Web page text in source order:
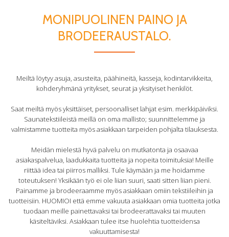
MONIPUOLINEN PAINO JA
BRODEERAUSTALO.
Meiltä löytyy asuja, asusteita, päähineitä, kasseja, kodintarvikkeita,
kohderyhmänä yritykset, seurat ja yksityiset henkilöt.
Saat meiltä myös yksittäiset, persoonalliset lahjat esim. merkkipäiviksi.
Saunatekstiileistä meillä on oma mallisto; suunnittelemme ja
valmistamme tuotteita myös asiakkaan tarpeiden pohjalta tilauksesta.
Meidän mielestä hyvä palvelu on mutkatonta ja osaavaa
asiakaspalvelua, laadukkaita tuotteita ja nopeita toimituksia! Meille
riittää idea tai piirros malliksi. Tule käymään ja me hoidamme
toteutuksen! Yksikään työ ei ole liian suuri, saati sitten liian pieni.
Painamme ja brodeeraamme myös asiakkaan omiin tekstiileihin ja
tuotteisiin. HUOMIOI että emme vakuuta asiakkaan omia tuotteita jotka
tuodaan meille painettavaksi tai brodeerattavaksi tai muuten
käsiteltäviksi. Asiakkaan tulee itse huolehtia tuotteidensa
vakuuttamisesta!